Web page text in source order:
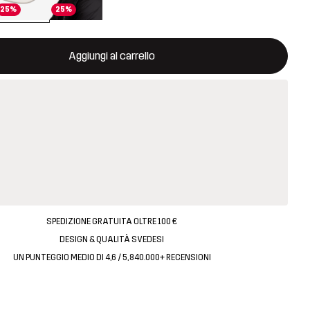
25% 25%
Aggiungi al carrello
una finestra modale per confermare un nuovo articolo nel
SPEDIZIONE GRATUITA OLTRE 100 €
DESIGN & QUALITÀ SVEDESI
UN PUNTEGGIO MEDIO DI 4,6 / 5, 840.000+ RECENSIONI